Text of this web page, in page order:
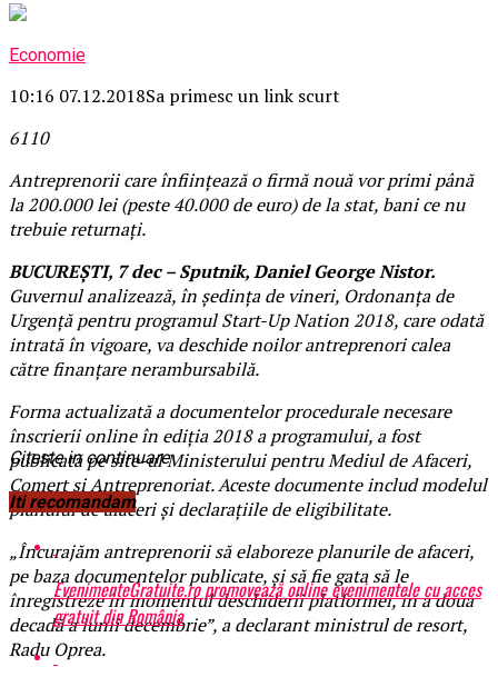
Economie
10:16 07.12.2018Sa primesc un link scurt
6110
Antreprenorii care înființează o firmă nouă vor primi până
la 200.000 lei (peste 40.000 de euro) de la stat, bani ce nu
trebuie returnați.
BUCUREȘTI, 7 dec – Sputnik, Daniel George Nistor.
Guvernul analizează, în ședința de vineri, Ordonanța de
Urgență pentru programul Start-Up Nation 2018, care odată
intrată în vigoare, va deschide noilor antreprenori calea
către finanțare nerambursabilă.
Forma actualizată a documentelor procedurale necesare
înscrierii online în ediția 2018 a programului, a fost
publicată pe site-ul Ministerului pentru Mediul de Afaceri,
Comerț și Antreprenoriat. Aceste documente includ modelul
planului de afaceri și declarațiile de eligibilitate.
„Încurajăm antreprenorii să elaboreze planurile de afaceri,
pe baza documentelor publicate, și să fie gata să le
înregistreze în momentul deschiderii platformei, în a doua
decadă a lunii decembrie”, a declarant ministrul de resort,
Radu Oprea.
Citeste in continuare
Iti recomandam
EvenimenteGratuite.ro promovează online evenimentele cu acces
gratuit din România